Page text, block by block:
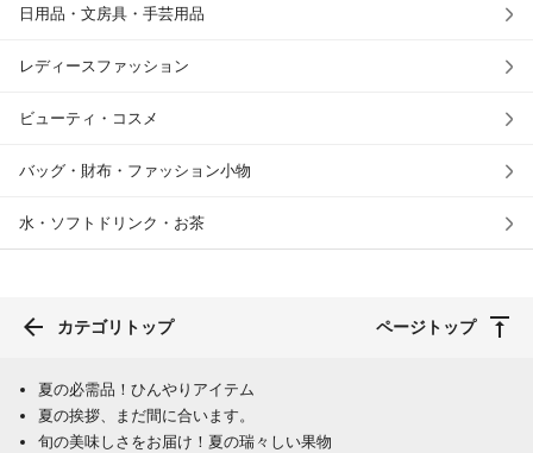
日用品・文房具・手芸用品
レディースファッション
ビューティ・コスメ
バッグ・財布・ファッション小物
水・ソフトドリンク・お茶
カテゴリトップ ページトップ
夏の必需品！ひんやりアイテム
夏の挨拶、まだ間に合います。
旬の美味しさをお届け！夏の瑞々しい果物